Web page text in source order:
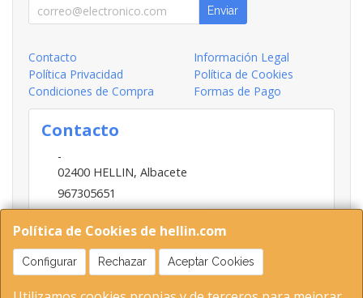
Política de Cookies de hellin.com
Configurar Rechazar Aceptar Cookies
Enviar
Contacto
Información Legal
Política Privacidad
Política de Cookies
Condiciones de Compra
Formas de Pago
Contacto
-
02400 HELLIN, Albacete
967305651
INFO@HELLIN.COM
Horario